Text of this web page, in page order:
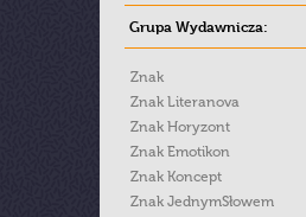
Grupa Wydawnicza:
Znak
Znak Literanova
Znak Horyzont
Znak Emotikon
Znak Koncept
Znak JednymSłowem